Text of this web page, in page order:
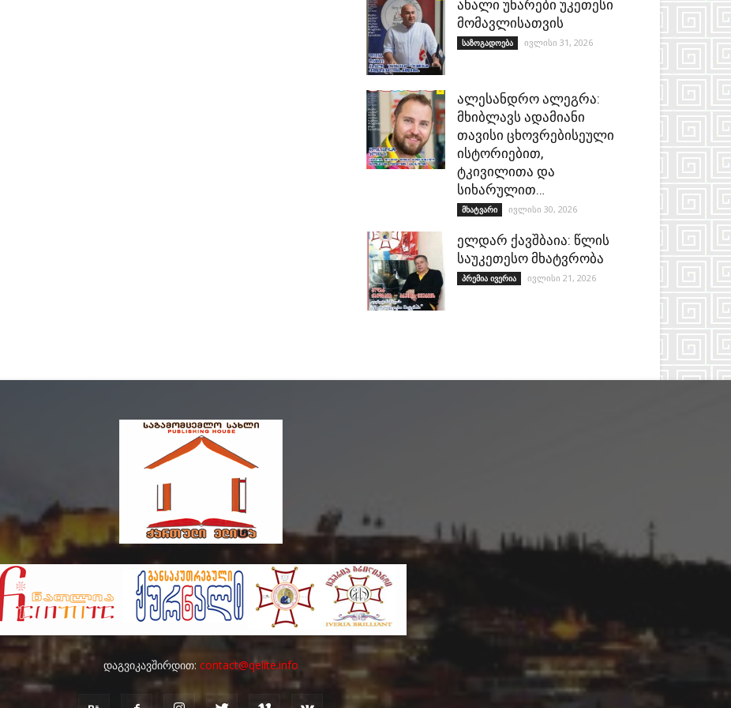
ახალი უნარები უკეთესი
მომავლისათვის
საზოგადოება ივლისი 31, 2026
ალესანდრო ალეგრა:
მხიბლავს ადამიანი
თავისი ცხოვრებისეული
ისტორიებით,
ტკივილითა და
სიხარულით…
მხატვარი ივლისი 30, 2026
ელდარ ქავშბაია: წლის
საუკეთესო მხატვრობა
პრემია ივერია ივლისი 21, 2026
დაგვიკავშირდით: contact@qelite.info